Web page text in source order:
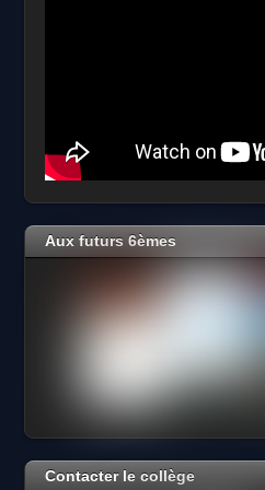
Aux futurs 6èmes
Contacter le collège